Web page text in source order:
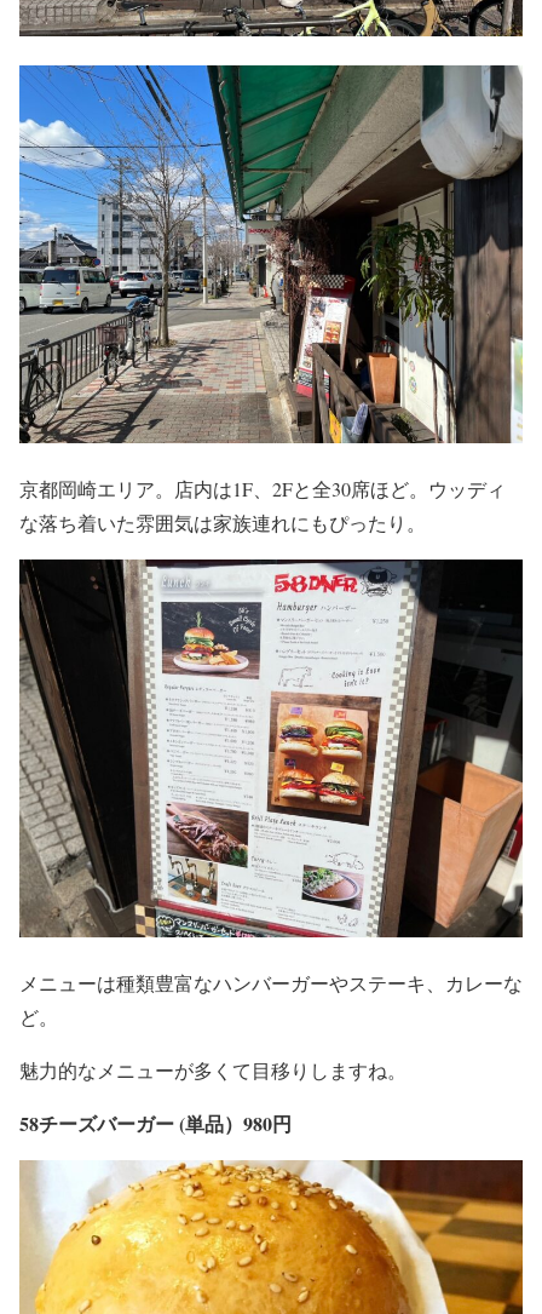
京都岡崎エリア。店内は1F、2Fと全30席ほど。ウッディ
な落ち着いた雰囲気は家族連れにもぴったり。
メニューは種類豊富なハンバーガーやステーキ、カレーな
ど。
魅力的なメニューが多くて目移りしますね。
58チーズバーガー (単品）980円